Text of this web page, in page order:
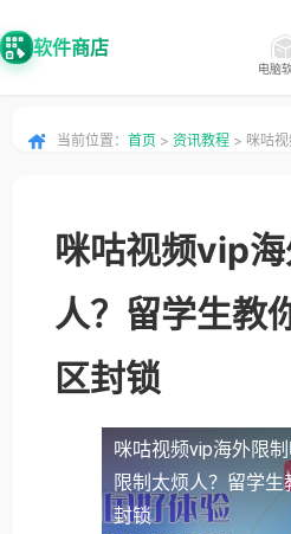
软件商店
电脑
当前位置： 首页 > 资讯教程 > 咪咕
咪咕视频vip
人？留学生教
区封锁
咪咕视频vip海外限制
限制太烦人？留学
封锁